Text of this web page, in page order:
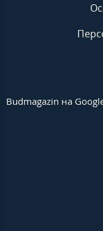
Budmagazin на